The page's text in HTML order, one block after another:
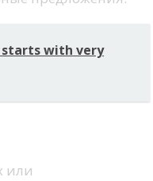
starts with very
или